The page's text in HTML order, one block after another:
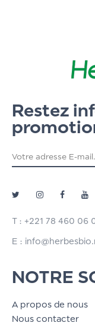
Restez
T : +221 78 460 06
E :
NOTRE
A propos de nous
Nous contacter